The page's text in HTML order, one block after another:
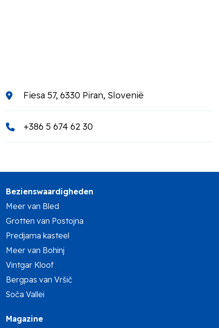
Fiesa 57, 6330 Piran, Slovenië
+386 5 674 62 30
Bezienswaardigheden
Meer van Bled
Grotten van Postojna
Predjama kasteel
Meer van Bohinj
Vintgar Kloof
Bergpas van Vršič
Soča Vallei
Magazine